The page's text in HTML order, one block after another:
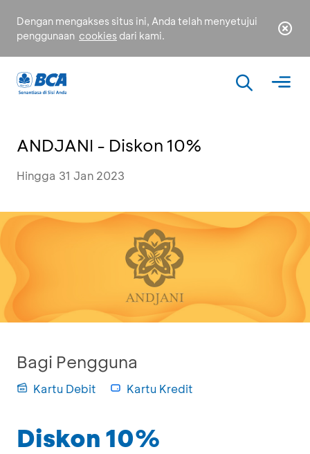
Dengan mengakses situs ini, Anda telah menyetujui
penggunaan cookies dari kami.
ANDJANI - Diskon 10%
Hingga 31 Jan 2023
Bagi Pengguna
Kartu Debit Kartu Kredit
Diskon 10%